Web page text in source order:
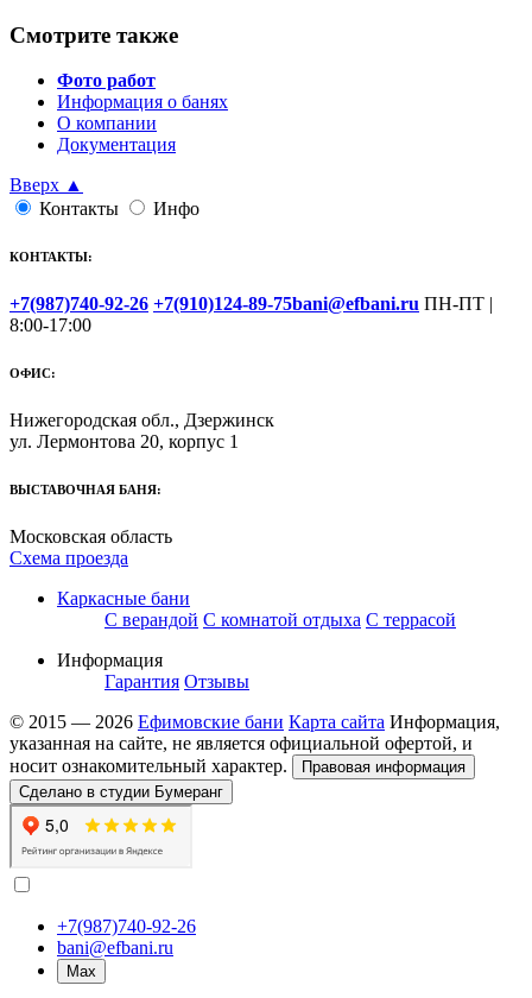
Смотрите также
Фото работ
Информация о банях
О компании
Документация
Вверх ▲
Контакты
Инфо
КОНТАКТЫ:
+7(987)740-92-26 +7(910)124-89-75bani@efbani.ru ПН-ПТ |
8:00-17:00
ОФИС:
Нижегородская обл., Дзержинск
ул. Лермонтова 20, корпус 1
ВЫСТАВОЧНАЯ БАНЯ:
Московская область
Схема проезда
Каркасные бани
С верандой С комнатой отдыха С террасой
Информация
Гарантия Отзывы
© 2015 — 2026 Ефимовские бани Карта сайта Информация,
указанная на сайте, не является официальной офертой, и
носит ознакомительный характер.
Правовая информация
Сделано в студии Бумеранг
+7(987)740-92-26
bani@efbani.ru
Max